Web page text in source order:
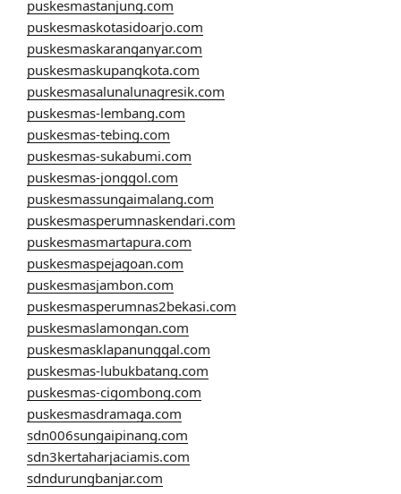
puskesmastanjung.com
puskesmaskotasidoarjo.com
puskesmaskaranganyar.com
puskesmaskupangkota.com
puskesmasalunalunagresik.com
puskesmas-lembang.com
puskesmas-tebing.com
puskesmas-sukabumi.com
puskesmas-jonggol.com
puskesmassungaimalang.com
puskesmasperumnaskendari.com
puskesmasmartapura.com
puskesmaspejagoan.com
puskesmasjambon.com
puskesmasperumnas2bekasi.com
puskesmaslamongan.com
puskesmasklapanunggal.com
puskesmas-lubukbatang.com
puskesmas-cigombong.com
puskesmasdramaga.com
sdn006sungaipinang.com
sdn3kertaharjaciamis.com
sdndurungbanjar.com